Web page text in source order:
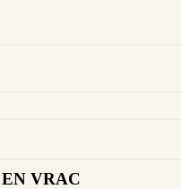
VRAC